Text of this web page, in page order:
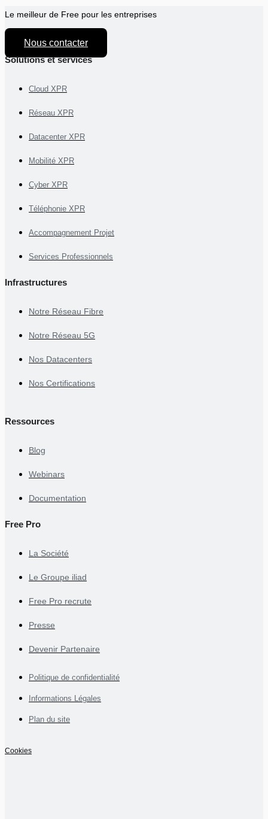
Le meilleur de Free pour les entreprises
Nous contacter
Solutions et services
Cloud XPR
Réseau XPR
Datacenter XPR
Mobilité XPR
Cyber XPR
Téléphonie XPR
Accompagnement Projet
Services Professionnels
Infrastructures
Notre Réseau Fibre
Notre Réseau 5G
Nos Datacenters
Nos Certifications
Ressources
Blog
Webinars
Documentation
Free Pro
La Société
Le Groupe iliad
Free Pro recrute
Presse
Devenir Partenaire
Politique de confidentialité
Informations Légales
Plan du site
Cookies